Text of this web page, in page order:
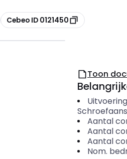
Kopiëren
Cebeo ID 0121450
Toon
Aantal
Aantal
Aantal
Nom.